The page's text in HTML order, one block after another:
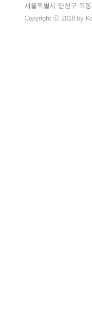
서울특별시 양천구 목
Copyright ⓒ 2018 by